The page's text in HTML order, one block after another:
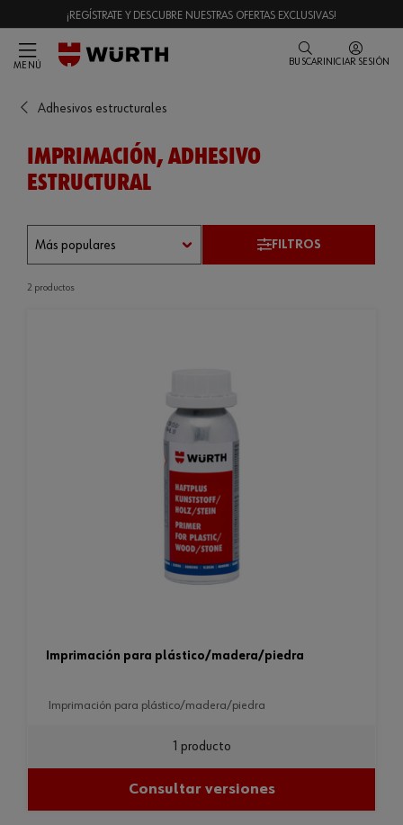
¡REGÍSTRATE Y DESCUBRE NUESTRAS OFERTAS EXCLUSIVAS!
MENÚ BUSCAR INICIAR SESIÓN
Adhesivos estructurales
IMPRIMACIÓN, ADHESIVO
ESTRUCTURAL
FILTROS
2 productos
imprimación para plástico/madera/piedra
imprimación para plástico/madera/piedra
1 producto
Consultar versiones